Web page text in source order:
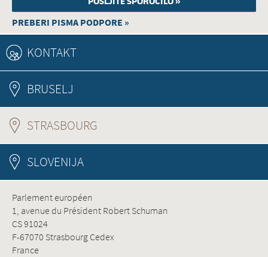
PREBERI PISMA PODPORE »
KONTAKT
BRUSELJ
STRASBOURG
SLOVENIJA
Parlement européen
1, avenue du Président Robert Schuman
CS 91024
F-67070 Strasbourg Cedex
France